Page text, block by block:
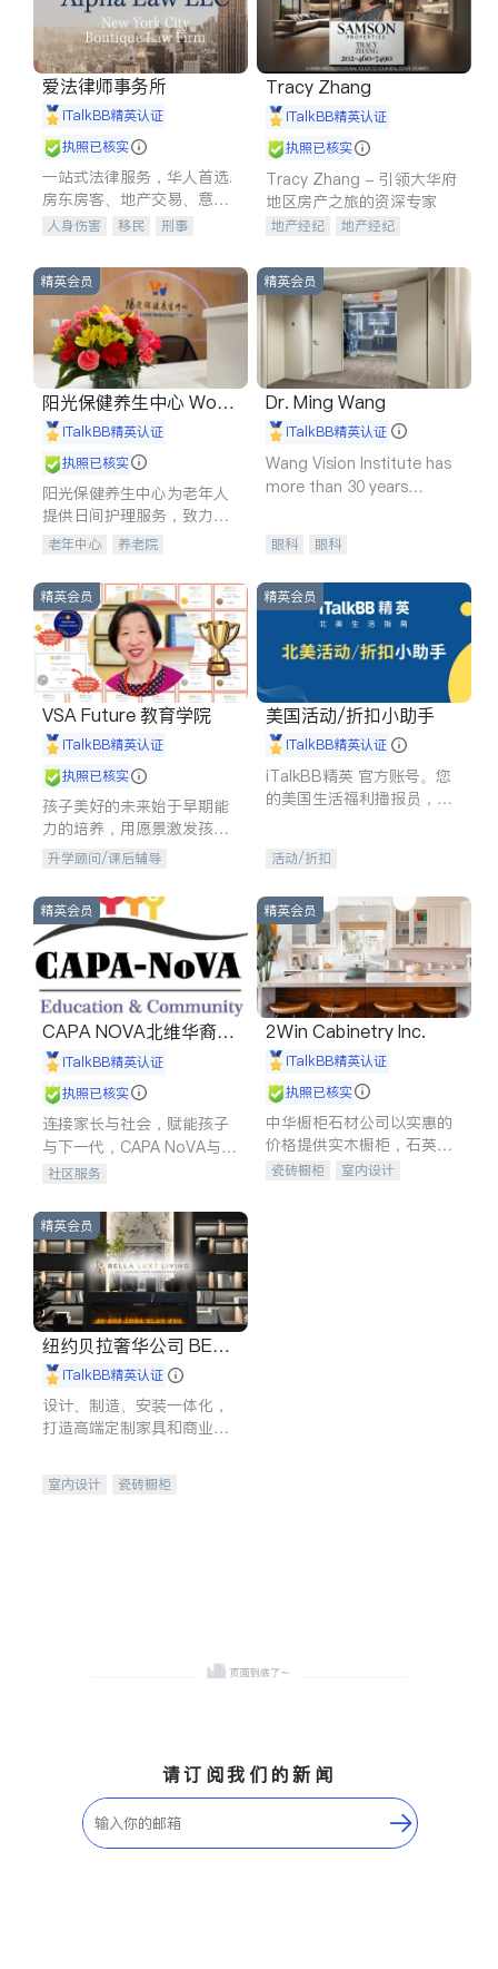
爱法律师事务所
iTalkBB精英认证
执照已核实
一站式法律服务，华人首选.
房东房客、地产交易、意外
伤害、车祸重伤、商业诉
建筑合同、刑事案件全包办
人身伤害 移民
刑事
信托/遗嘱
商业
商标注册
律师-其它 保释
Tracy Zhang
iTalkBB精英认证
执照已核实
Tracy Zhang - 引领大华府
地区房产之旅的资深专家
地产经纪
地产经纪
商铺租售
开发商建商
精英会员
阳光保健养生中心 World
shine
iTalkBB精英认证
执照已核实
阳光保健养生中心为老年人
提供日间护理服务，致力于
通过持续的护理创新来有效
老年中心 养老院
精英会员
Dr. Ming Wang
iTalkBB精英认证
Wang Vision Institute has
more than 30 years
眼科 眼科
精英会员
VSA Future 教育学院
iTalkBB精英认证
执照已核实
孩子美好的未来始于早期能
力的培养，用愿景激发孩子
的学习潜力和动力。理念：
石。
升学顾问/课后辅导
精英会员
美国活动/折扣小助手
iTalkBB精英认证
iTalkBB精英 官方账号。您
的美国生活福利播报员，精
专属福利。
活动/折扣
精英会员
CAPA NOVA北维华裔家
长会iTalkBB精英认证
执照已核实
连接家长与社会，赋能孩子
与下一代，CAPA NoVA与您
携手建设包容、公平、充满
社区服务
精英会员
2Win Cabinetry Inc.
iTalkBB精英认证
执照已核实
中华橱柜石材公司以实惠的
价格提供实木橱柜，石英石
台面，多种优质不锈钢水
瓷砖橱柜
室内设计
精英会员
纽约贝拉奢华公司 BELL
A LUXE
iTalkBB精英认证
设计、制造、安装一体化，
打造高端定制家具和商业空
室内设计
瓷砖橱柜
请订阅我们的新闻